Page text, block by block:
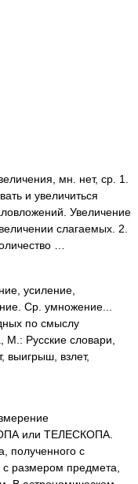
мн. нет, ср. 1.
и увеличиться
Увеличение
слагаемых. 2.
…
усиление,
Ср. умножение...
по смыслу
Русские словари,
выигрыш, взлет,
или ТЕЛЕСКОПА.
полученного с
размером предмета,